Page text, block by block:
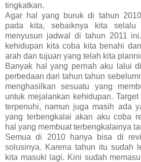
tingkatkan.
Agar hal yang buruk di tahun
pada kita, sebaiknya kita selalu
menyusun jadwal di tahun 2011
kehidupan kita coba kita benahi
arah dan tujuan yang telah kita
Banyak hal yang pernah aku lalui
perbedaan dari tahun tahun
menghasilkan sesuatu yang
untuk mejalankan kehidupan.
terpenuhi, namun juga masih ada
yang terbengkalai akan aku coba
hal yang membuat terbengkalainya
Semua di 2010 hanya bisa di
solusinya. Karena tahun itu sudah
kita masuki lagi. Kini sudah